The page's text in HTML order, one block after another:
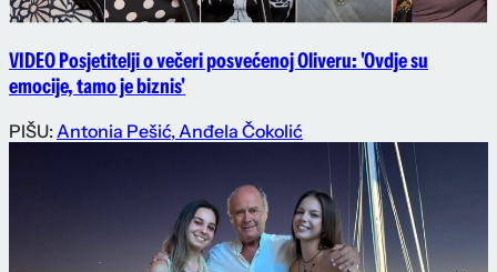
VIDEO Posjetitelji o večeri posvećenoj Oliveru: 'Ovdje su
emocije, tamo je biznis'
PIŠU: Antonia Pešić,Anđela Čokolić